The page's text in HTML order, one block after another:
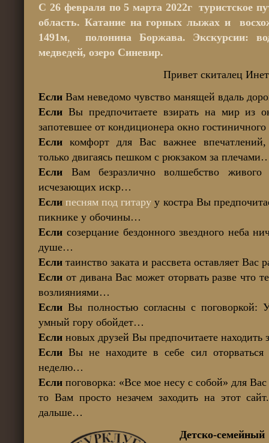
С 26 февраля по 5 марта 2022г туристское
область. Катание на горных лыжах и
1491м, полонина Боржава.
Экскурсии:
медведей, озеро Синевир.
Привет скиталец
Если Вам неведомо чувство манящей вдаль
Если Вы предпочитаете взирать на мир из
запотевшее от кондиционера окно
Если комфорт для Вас важнее
только двигаясь пешком с рюкзаком за
Если Вам безразлично волшебство живого
исчезающих искр…
Если песням под гитару у костра Вы
пикнике у обочины…
Если созерцание бездонного звездного неба
душе…
Если таинство заката и рассвета оставляет
Если от дивана Вас может оторвать разве что
возлияниями…
Если Вы полностью согласны с
умный гору обойдет…
Если новых друзей Вы предпочитаете
Если Вы не находите в себе сил
неделю…
Если поговорка: «Все мое несу с собой» для
то Вам просто незачем заходить на этот
дальше…
Детско-